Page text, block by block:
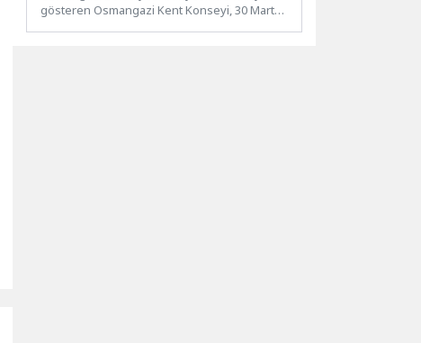
gösteren Osmangazi Kent Konseyi, 30 Mart